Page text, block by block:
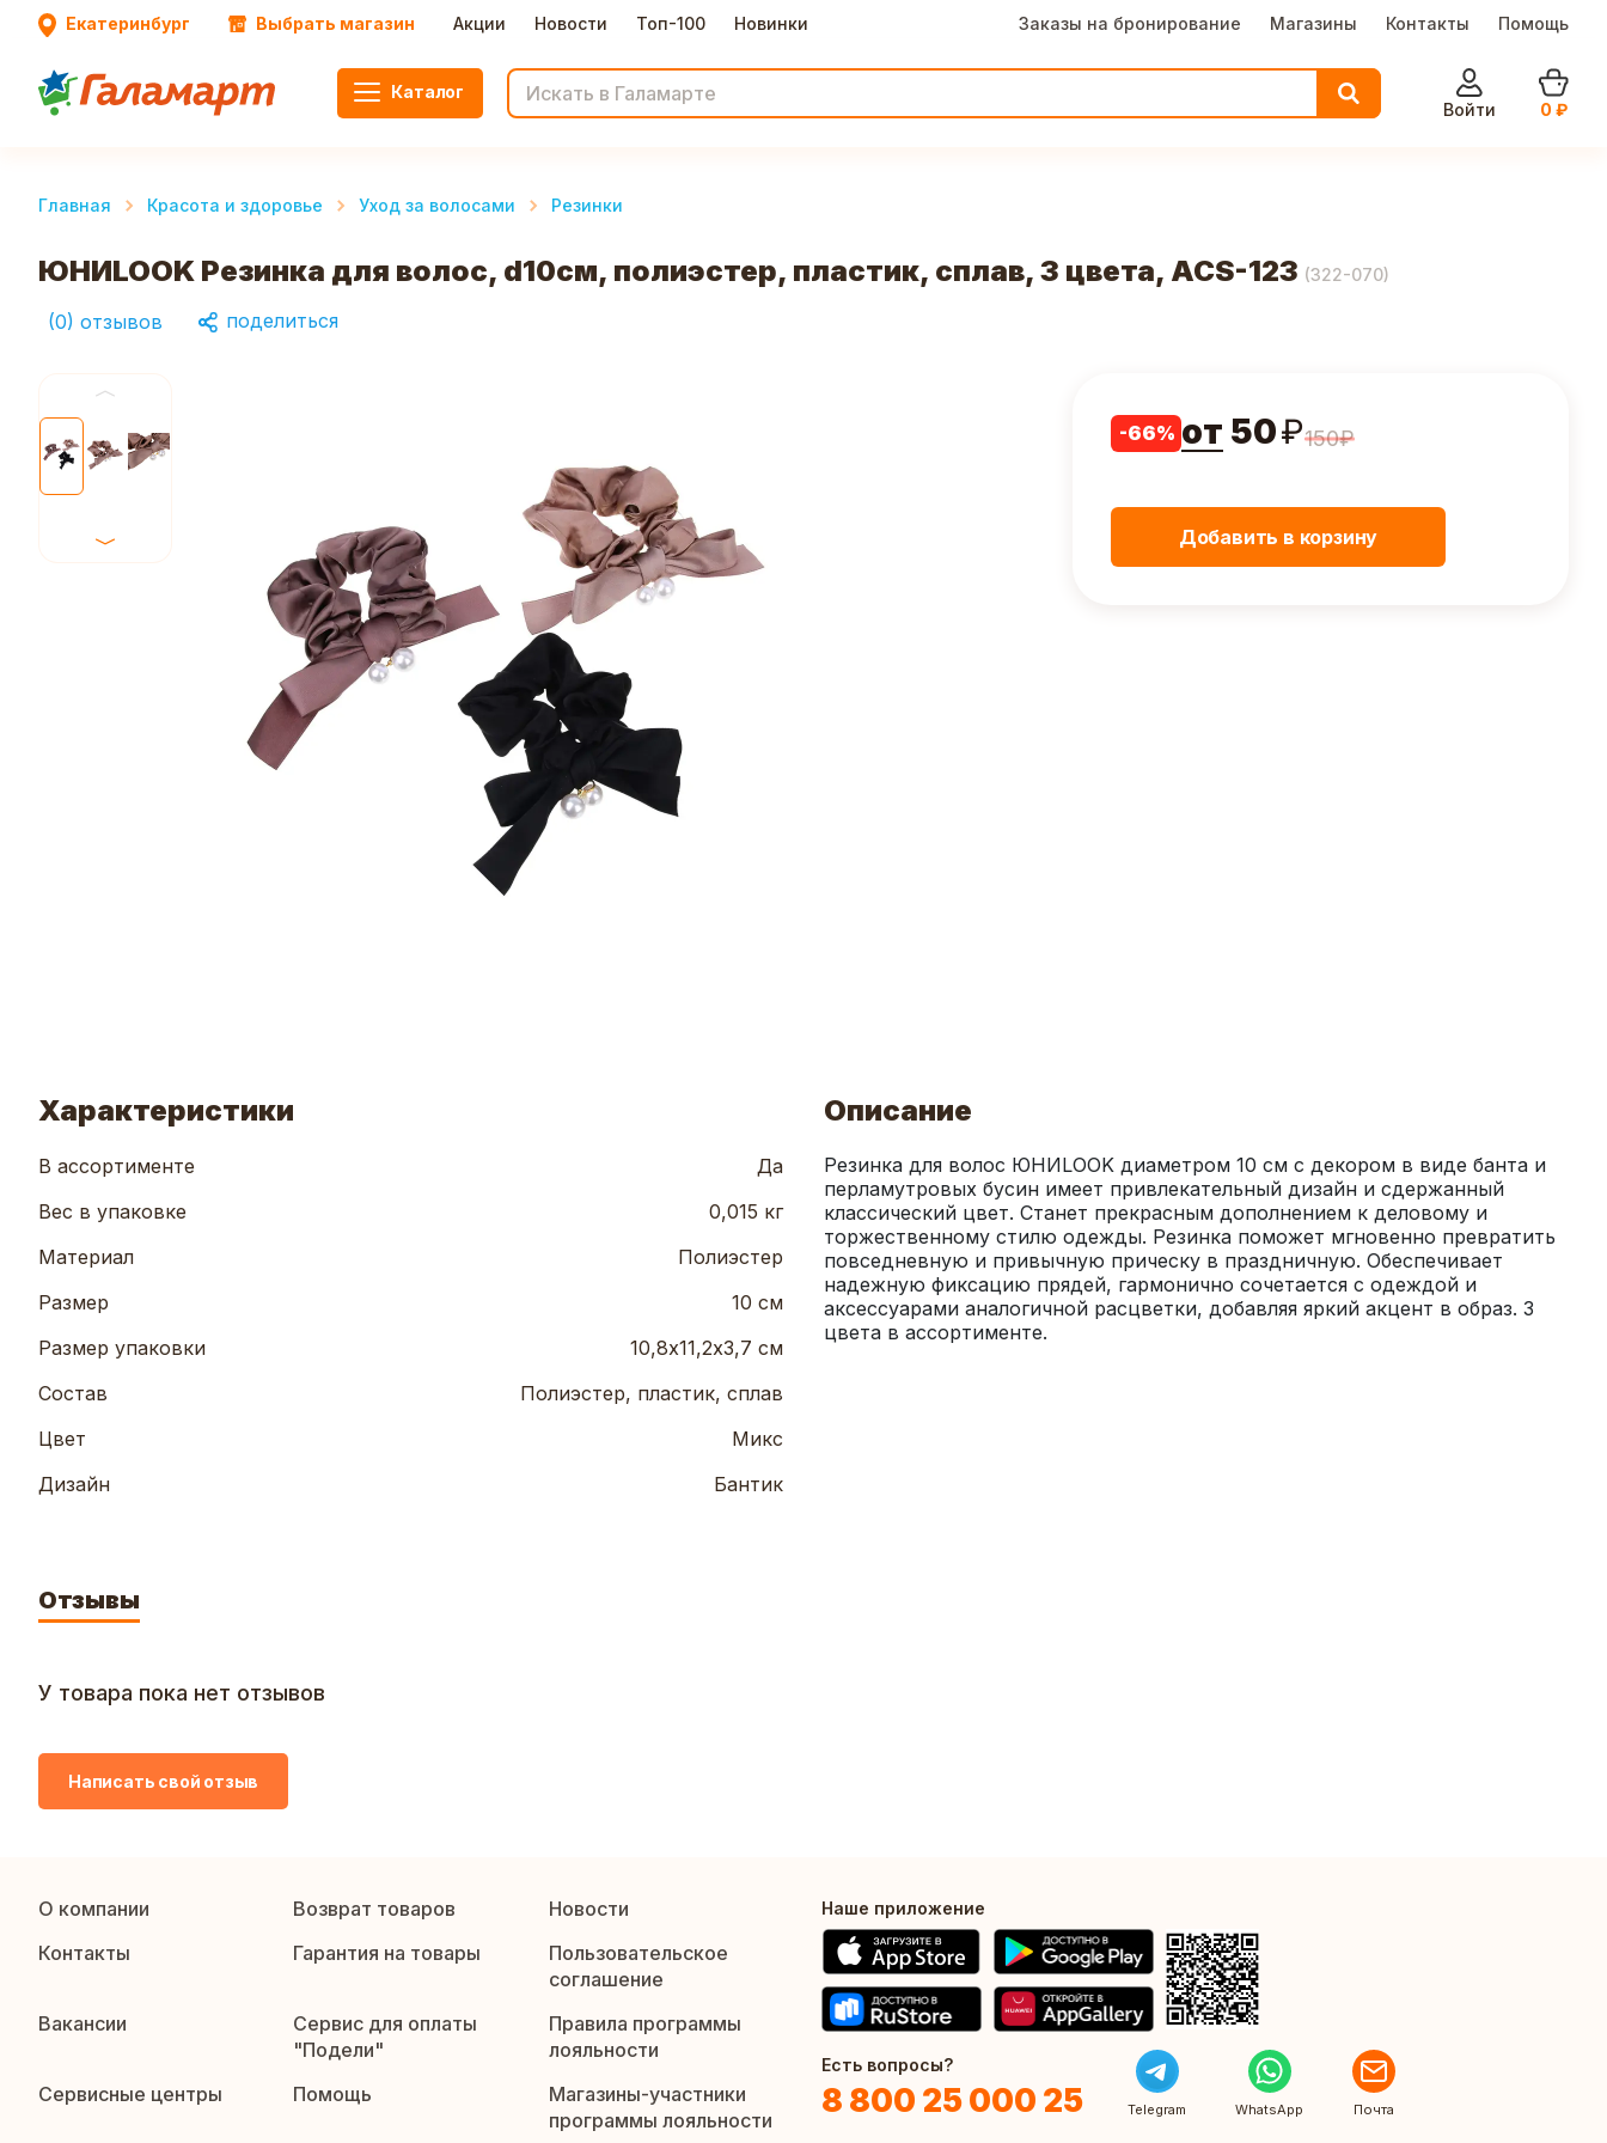
Екатеринбург Выбрать магазин Акции Новости Топ-100 Новинки Заказы на бронирование Магазины Контакты Помощь
Каталог
Войти
0 ₽
Главная Красота и здоровье Уход за волосами Резинки
ЮНИLOOK Резинка для волос, d10см, полиэстер, пластик, сплав, 3 цвета, ACS-123 (322-070)
(0) отзывов поделиться
-66% от 50₽150₽
Добавить в корзину
Характеристики
В ассортименте
Да
Вес в упаковке
0,015 кг
Материал
Полиэстер
Размер
10 см
Размер упаковки
10,8х11,2х3,7 см
Состав
Полиэстер, пластик, сплав
Цвет
Микс
Дизайн
Бантик
Описание
Резинка для волос ЮНИLOOK диаметром 10 см с декором в виде банта и
перламутровых бусин имеет привлекательный дизайн и сдержанный
классический цвет. Станет прекрасным дополнением к деловому и
торжественному стилю одежды. Резинка поможет мгновенно превратить
повседневную и привычную прическу в праздничную. Обеспечивает
надежную фиксацию прядей, гармонично сочетается с одеждой и
аксессуарами аналогичной расцветки, добавляя яркий акцент в образ. 3
цвета в ассортименте.
Отзывы
У товара пока нет отзывов
Написать свой отзыв
О компании Возврат товаров
Новости
Контакты
Гарантия на товары
Пользовательское
соглашение
Вакансии
Сервис для оплаты
"Подели"
Правила программы
лояльности
Сервисные центры
Помощь
Магазины-участники
программы лояльности
Наше приложение
Есть вопросы?
8 800 25 000 25 Telegram WhatsApp Почта